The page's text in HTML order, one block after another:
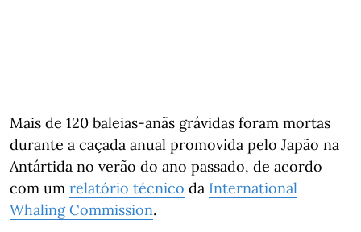
Mais de 120 baleias-anãs grávidas foram mortas
durante a caçada anual promovida pelo Japão na
Antártida no verão do ano passado, de acordo
com um relatório técnico da International
Whaling Commission.